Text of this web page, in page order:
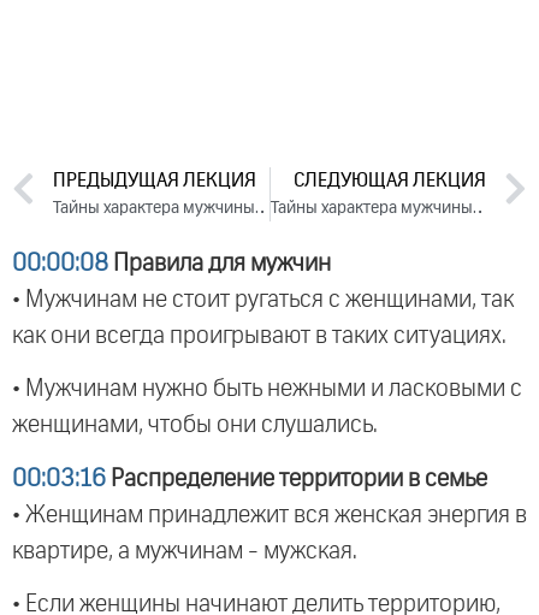
ПРЕДЫДУЩАЯ ЛЕКЦИЯ
Тайны характера мужчины и женщины. День 2. Часть 1 (2023)
СЛЕДУЮЩАЯ ЛЕКЦИЯ
Тайны характера мужчины и женщины. День 3. Часть 1 (2023)
00:00:08 Правила для мужчин
• Мужчинам не стоит ругаться с женщинами, так
как они всегда проигрывают в таких ситуациях.
• Мужчинам нужно быть нежными и ласковыми с
женщинами, чтобы они слушались.
00:03:16 Распределение территории в семье
• Женщинам принадлежит вся женская энергия в
квартире, а мужчинам - мужская.
• Если женщины начинают делить территорию,